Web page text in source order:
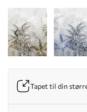
Tapet til din